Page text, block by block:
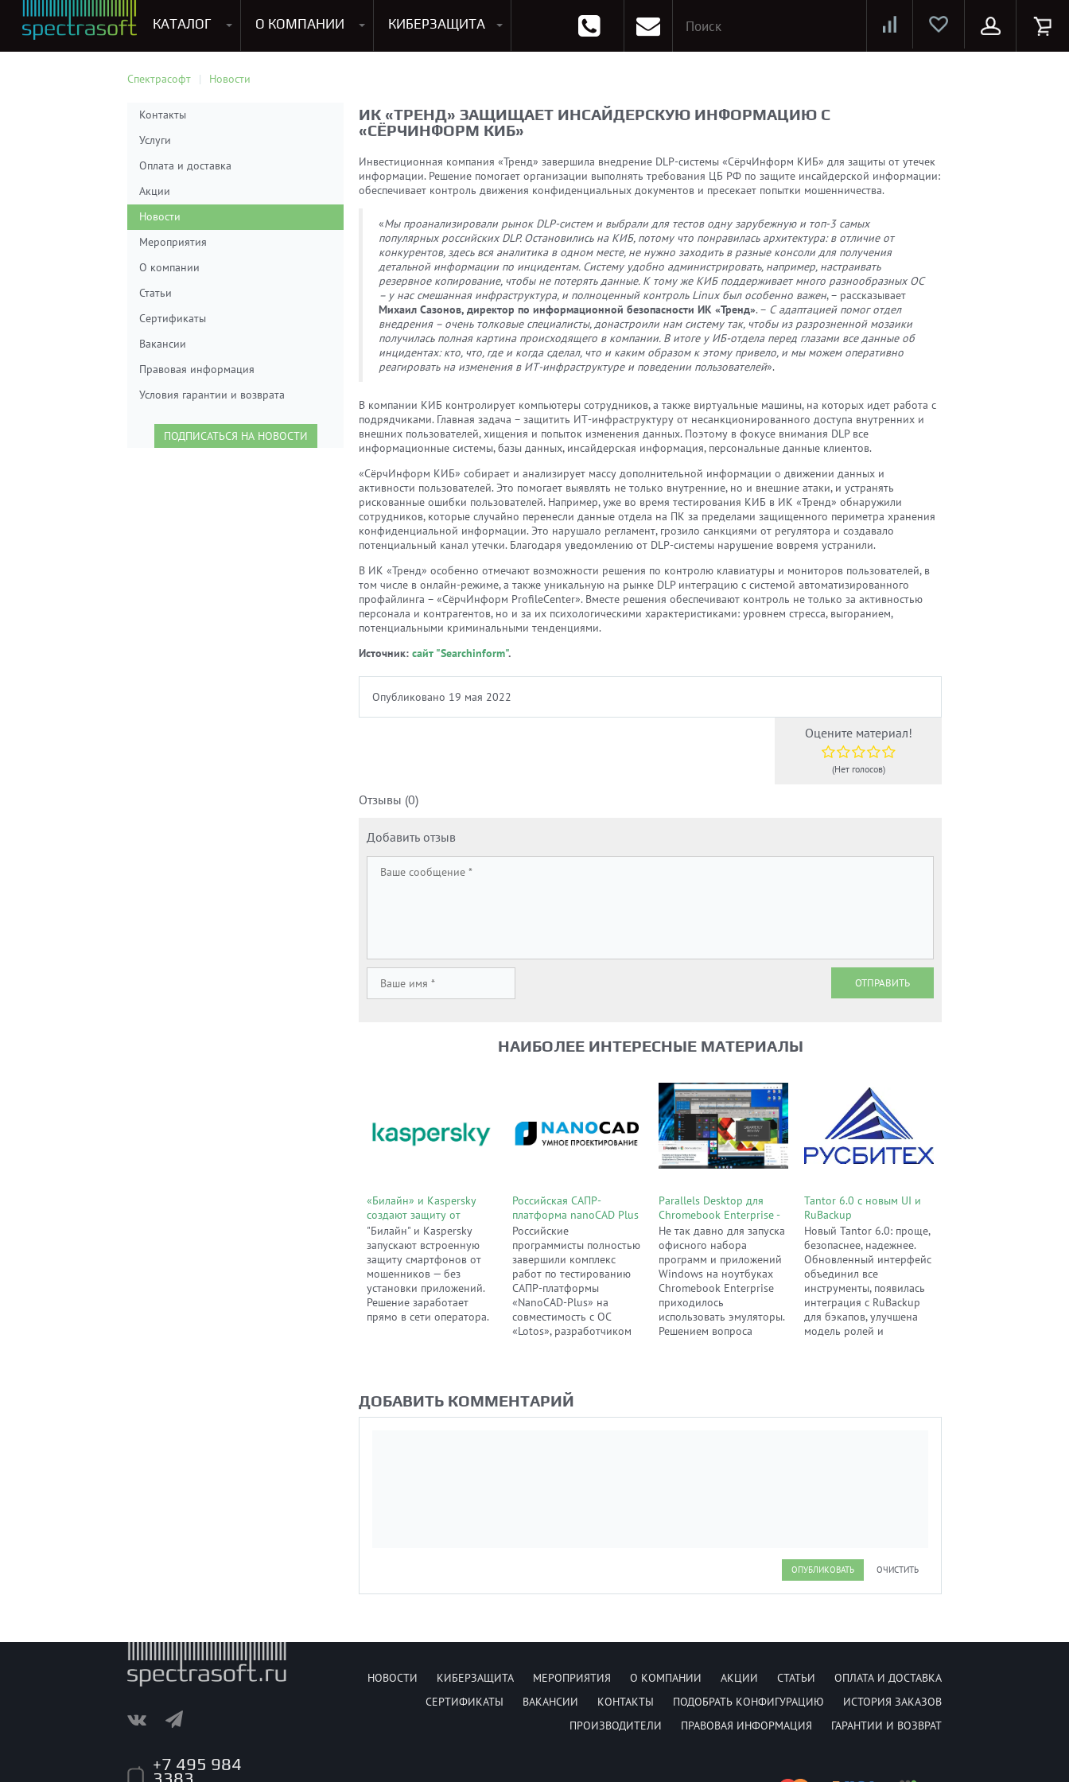
КАТАЛОГ О КОМПАНИИ КИБЕРЗАЩИТА
Спектрасофт Новости
Контакты
Услуги
Оплата и доставка
Акции
Новости
Мероприятия
О компании
Статьи
Сертификаты
Вакансии
Правовая информация
Условия гарантии и возврата
ПОДПИСАТЬСЯ НА НОВОСТИ
ИК «ТРЕНД» ЗАЩИЩАЕТ ИНСАЙДЕРСКУЮ ИНФОРМАЦИЮ С
«СЁРЧИНФОРМ КИБ»
Инвестиционная компания «Тренд» завершила внедрение DLP-системы «СёрчИнформ КИБ» для защиты от утечек
информации. Решение помогает организации выполнять требования ЦБ РФ по защите инсайдерской информации:
обеспечивает контроль движения конфиденциальных документов и пресекает попытки мошенничества.
«Мы проанализировали рынок DLP-систем и выбрали для тестов одну зарубежную и топ-3 самых
популярных российских DLP. Остановились на КИБ, потому что понравилась архитектура: в отличие от
конкурентов, здесь вся аналитика в одном месте, не нужно заходить в разные консоли для получения
детальной информации по инцидентам. Систему удобно администрировать, например, настраивать
резервное копирование, чтобы не потерять данные. К тому же КИБ поддерживает много разнообразных ОС
– у нас смешанная инфраструктура, и полноценный контроль Linux был особенно важен, – рассказывает
Михаил Сазонов, директор по информационной безопасности ИК «Тренд». – С адаптацией помог отдел
внедрения – очень толковые специалисты, донастроили нам систему так, чтобы из разрозненной мозаики
получилась полная картина происходящего в компании. В итоге у ИБ-отдела перед глазами все данные об
инцидентах: кто, что, где и когда сделал, что и каким образом к этому привело, и мы можем оперативно
реагировать на изменения в ИТ-инфраструктуре и поведении пользователей».
В компании КИБ контролирует компьютеры сотрудников, а также виртуальные машины, на которых идет работа с
подрядчиками. Главная задача – защитить ИТ-инфраструктуру от несанкционированного доступа внутренних и
внешних пользователей, хищения и попыток изменения данных. Поэтому в фокусе внимания DLP все
информационные системы, базы данных, инсайдерская информация, персональные данные клиентов.
«СёрчИнформ КИБ» собирает и анализирует массу дополнительной информации о движении данных и
активности пользователей. Это помогает выявлять не только внутренние, но и внешние атаки, и устранять
рискованные ошибки пользователей. Например, уже во время тестирования КИБ в ИК «Тренд» обнаружили
сотрудников, которые случайно перенесли данные отдела на ПК за пределами защищенного периметра хранения
конфиденциальной информации. Это нарушало регламент, грозило санкциями от регулятора и создавало
потенциальный канал утечки. Благодаря уведомлению от DLP-системы нарушение вовремя устранили.
В ИК «Тренд» особенно отмечают возможности решения по контролю клавиатуры и мониторов пользователей, в
том числе в онлайн-режиме, а также уникальную на рынке DLP интеграцию с системой автоматизированного
профайлинга – «СёрчИнформ ProfileCenter». Вместе решения обеспечивают контроль не только за активностью
персонала и контрагентов, но и за их психологическими характеристиками: уровнем стресса, выгоранием,
потенциальными криминальными тенденциями.
Источник: сайт "Searchinform".
Опубликовано 19 мая 2022
Оцените материал!
(Нет голосов)
Отзывы (0)
Добавить отзыв
ОТПРАВИТЬ
НАИБОЛЕЕ ИНТЕРЕСНЫЕ МАТЕРИАЛЫ
«Билайн» и Kaspersky
создают защиту от
мошенничества прямо в
сети оператора
"Билайн" и Kaspersky
запускают встроенную
защиту смартфонов от
мошенников — без
установки приложений.
Решение заработает
прямо в сети оператора.
Российская САПР-
платформа nanoCAD Plus
адаптирована к работе
отечественной ОС
«Лотос», базирующейся
на ядре Linux
Российские
программисты полностью
завершили комплекс
работ по тестированию
САПР-платформы
«NanoCAD-Plus» на
совместимость с ОС
«Lotos», разработчиком
Parallels Desktop для
Chromebook Enterprise -
полноценная интеграция
Windows в рабочую
среду Google
Не так давно для запуска
офисного набора
программ и приложений
Windows на ноутбуках
Chromebook Enterprise
приходилось
использовать эмуляторы.
Решением вопроса
Tantor 6.0 с новым UI и
RuBackup
Новый Tantor 6.0: проще,
безопаснее, надежнее.
Обновленный интерфейс
объединил все
инструменты, появилась
интеграция с RuBackup
для бэкапов, улучшена
модель ролей и
ДОБАВИТЬ КОММЕНТАРИЙ
ОПУБЛИКОВАТЬ ОЧИСТИТЬ
+7 495 984
НОВОСТИ КИБЕРЗАЩИТА МЕРОПРИЯТИЯ О КОМПАНИИ АКЦИИ СТАТЬИ
ОПЛАТА И ДОСТАВКА
СЕРТИФИКАТЫ
ВАКАНСИИ КОНТАКТЫ ПОДОБРАТЬ КОНФИГУРАЦИЮ
ИСТОРИЯ ЗАКАЗОВ
ПРОИЗВОДИТЕЛИ
ПРАВОВАЯ ИНФОРМАЦИЯ ГАРАНТИИ И ВОЗВРАТ